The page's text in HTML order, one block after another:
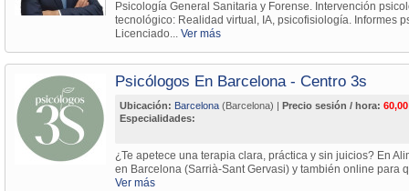
Psicología General Sanitaria y Forense. Intervención
tecnológico: Realidad virtual, IA, psicofisiología. Informes
Licenciado... Ver más
Psicólogos En Barcelona - Centro 3s
Ubicación: Barcelona (Barcelona) | Precio sesión / hora:
Especialidades:
¿Te apetece una terapia clara, práctica y sin juicios? En
en Barcelona (Sarrià-Sant Gervasi) y también online para
Ver más